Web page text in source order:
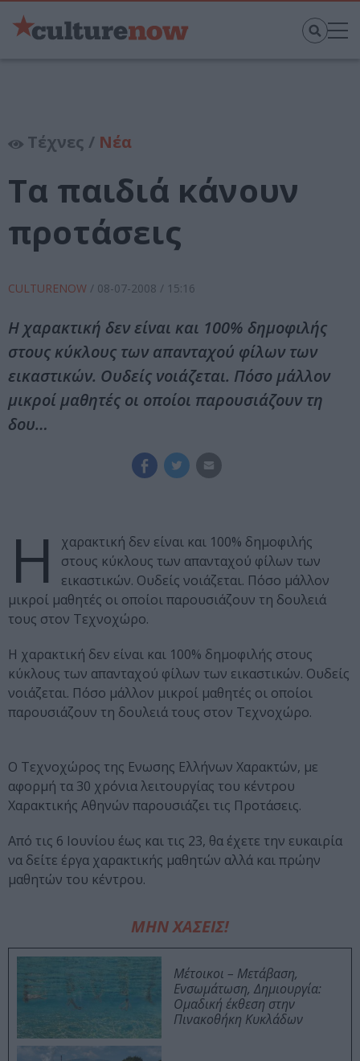
Τέχνες / Νέα
Τα παιδιά κάνουν
προτάσεις
CULTURENOW / 08-07-2008 / 15:16
Η χαρακτική δεν είναι και 100% δημοφιλής
στους κύκλους των απανταχού φίλων των
εικαστικών. Ουδείς νοιάζεται. Πόσο μάλλον
μικροί μαθητές οι οποίοι παρουσιάζουν τη
δου…
Η
χαρακτική δεν είναι και 100% δημοφιλής
στους κύκλους των απανταχού φίλων των
εικαστικών. Ουδείς νοιάζεται. Πόσο μάλλον
μικροί μαθητές οι οποίοι παρουσιάζουν τη δουλειά
τους στον Τεχνοχώρο.
Η χαρακτική δεν είναι και 100% δημοφιλής στους
κύκλους των απανταχού φίλων των εικαστικών. Ουδείς
νοιάζεται. Πόσο μάλλον μικροί μαθητές οι οποίοι
παρουσιάζουν τη δουλειά τους στον Τεχνοχώρο.
Ο Τεχνοχώρος της Ενωσης Ελλήνων Χαρακτών, με
αφορμή τα 30 χρόνια λειτουργίας του κέντρου
Χαρακτικής Αθηνών παρουσιάζει τις Προτάσεις.
Από τις 6 Ιουνίου έως και τις 23, θα έχετε την ευκαιρία
να δείτε έργα χαρακτικής μαθητών αλλά και πρώην
μαθητών του κέντρου.
ΜΗΝ ΧΑΣΕΙΣ!
Μέτοικοι – Μετάβαση,
Ενσωμάτωση, Δημιουργία:
Ομαδική έκθεση στην
Πινακοθήκη Κυκλάδων